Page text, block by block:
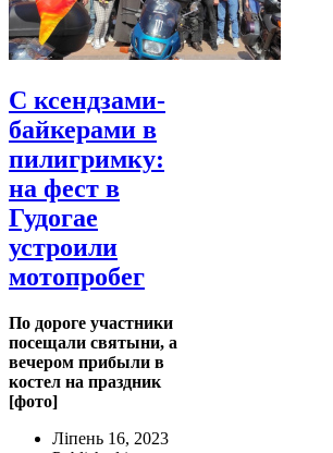
С ксендзами-
байкерами в
пилигримку:
на фест в
Гудогае
устроили
мотопробег
По дороге участники
посещали святыни, а
вечером прибыли в
костел на праздник
[фото]
Ліпень 16, 2023